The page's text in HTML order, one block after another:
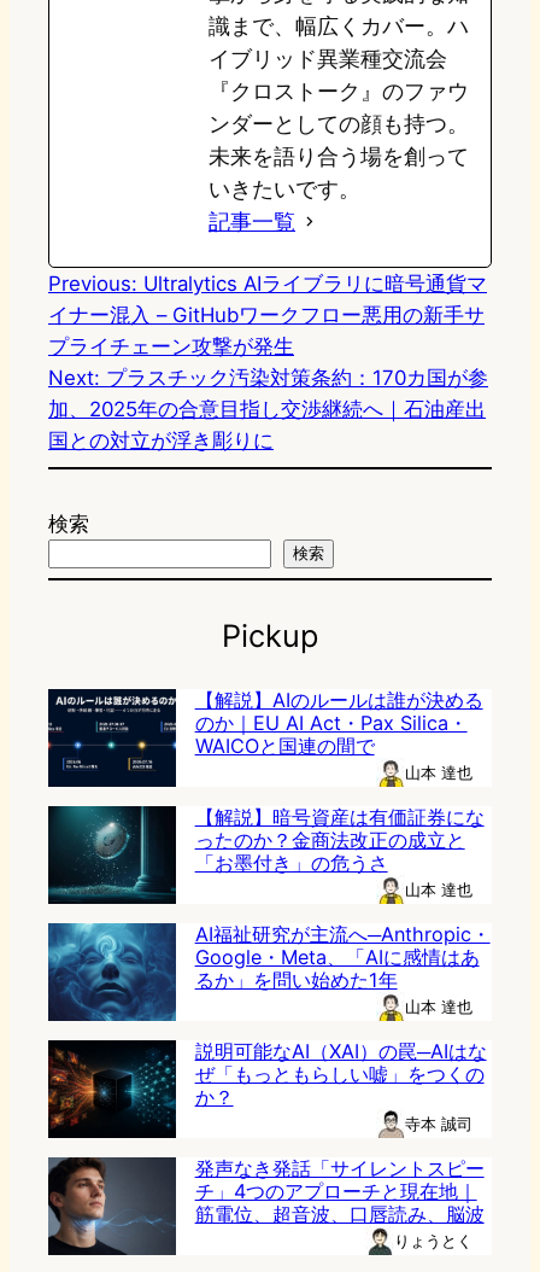
識まで、幅広くカバー。ハ
イブリッド異業種交流会
『クロストーク』のファウ
ンダーとしての顔も持つ。
未来を語り合う場を創って
いきたいです。
記事一覧
Previous: Ultralytics AIライブラリに暗号通貨マ
イナー混入 – GitHubワークフロー悪用の新手サ
プライチェーン攻撃が発生
Next: プラスチック汚染対策条約：170カ国が参
加、2025年の合意目指し交渉継続へ｜石油産出
国との対立が浮き彫りに
検索
検索
Pickup
【解説】AIのルールは誰が決める
のか｜EU AI Act・Pax Silica・
WAICOと国連の間で
山本 達也
【解説】暗号資産は有価証券にな
ったのか？金商法改正の成立と
「お墨付き」の危うさ
山本 達也
AI福祉研究が主流へ─Anthropic・
Google・Meta、「AIに感情はあ
るか」を問い始めた1年
山本 達也
説明可能なAI（XAI）の罠─AIはな
ぜ「もっともらしい嘘」をつくの
か？
寺本 誠司
発声なき発話「サイレントスピー
チ」4つのアプローチと現在地｜
筋電位、超音波、口唇読み、脳波
りょうとく